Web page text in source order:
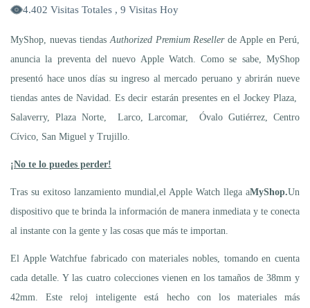
4.402 Visitas Totales , 9 Visitas Hoy
MyShop, nuevas tiendas Authorized Premium Resellerde Apple en Perú,
anuncia la preventa del nuevo Apple Watch. Como se sabe, MyShop
presentó hace unos días su ingreso al mercado peruano y abrirán nueve
tiendas antes de Navidad. Es decir estarán presentes en el Jockey Plaza,
Salaverry, Plaza Norte, Larco, Larcomar, Óvalo Gutiérrez, Centro
Cívico, San Miguel y Trujillo.
¡No te lo puedes perder!
Tras su exitoso lanzamiento mundial,el Apple Watch llega aMyShop.Un
dispositivo que te brinda la información de manera inmediata y te conecta
al instante con la gente y las cosas que más te importan.
El Apple Watchfue fabricado con materiales nobles, tomando en cuenta
cada detalle. Y las cuatro colecciones vienen en los tamaños de 38mm y
42mm. Este reloj inteligente está hecho con los materiales más